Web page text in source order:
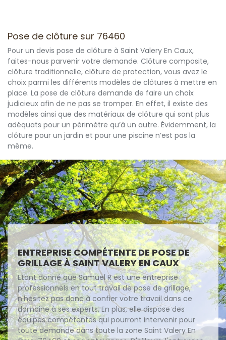
Pose de clôture sur 76460
Pour un devis pose de clôture à Saint Valery En Caux,
faites-nous parvenir votre demande. Clôture composite,
clôture traditionnelle, clôture de protection, vous avez le
choix parmi les différents modèles de clôtures à mettre en
place. La pose de clôture demande de faire un choix
judicieux afin de ne pas se tromper. En effet, il existe des
modèles ainsi que des matériaux de clôture qui sont plus
adéquats pour un périmètre qu’à un autre. Évidemment, la
clôture pour un jardin et pour une piscine n’est pas la
même.
ENTREPRISE COMPÉTENTE DE POSE DE
GRILLAGE À SAINT VALERY EN CAUX
Etant donné que Samuel R est une entreprise
professionnels en tout travail de pose de grillage,
n'hésitez pas donc à confier votre travail dans ce
domaine à ses experts. En plus, elle dispose des
équipes compétentes qui pourront intervenir pour
toute demande dans toute la zone Saint Valery En